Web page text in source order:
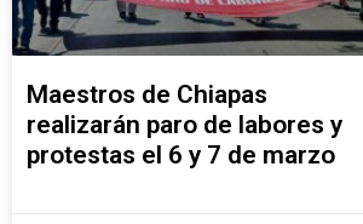
Maestros de Chiapas
realizarán paro de labores y
protestas el 6 y 7 de marzo